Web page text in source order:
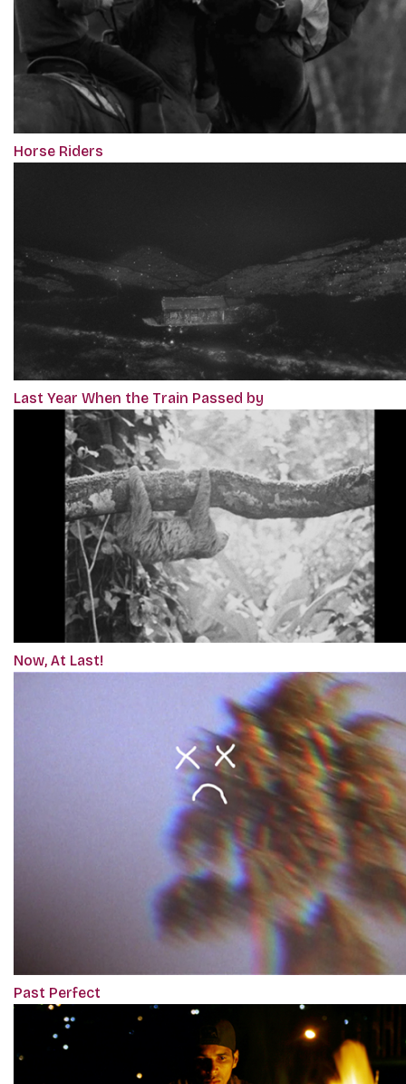
Horse Riders
Last Year When the Train Passed by
Now, At Last!
Past Perfect